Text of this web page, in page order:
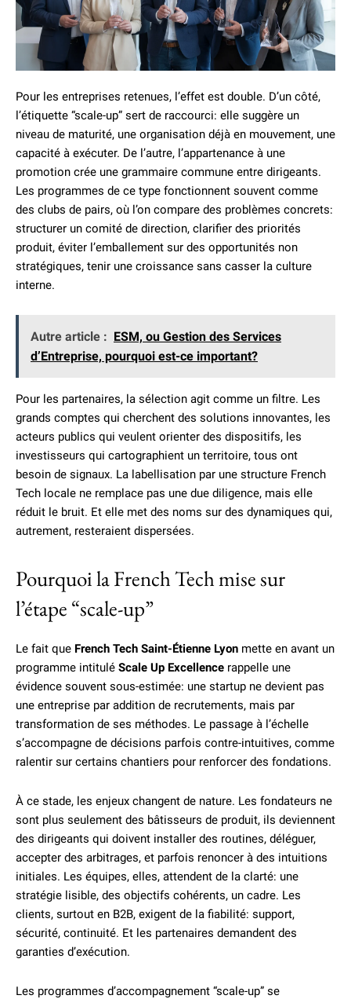
Pour les entreprises retenues, l’effet est double. D’un côté,
l’étiquette “scale-up” sert de raccourci: elle suggère un
niveau de maturité, une organisation déjà en mouvement, une
capacité à exécuter. De l’autre, l’appartenance à une
promotion crée une grammaire commune entre dirigeants.
Les programmes de ce type fonctionnent souvent comme
des clubs de pairs, où l’on compare des problèmes concrets:
structurer un comité de direction, clarifier des priorités
produit, éviter l’emballement sur des opportunités non
stratégiques, tenir une croissance sans casser la culture
interne.
Autre article : ESM, ou Gestion des Services
d’Entreprise, pourquoi est-ce important?
Pour les partenaires, la sélection agit comme un filtre. Les
grands comptes qui cherchent des solutions innovantes, les
acteurs publics qui veulent orienter des dispositifs, les
investisseurs qui cartographient un territoire, tous ont
besoin de signaux. La labellisation par une structure French
Tech locale ne remplace pas une due diligence, mais elle
réduit le bruit. Et elle met des noms sur des dynamiques qui,
autrement, resteraient dispersées.
Pourquoi la French Tech mise sur
l’étape “scale-up”
Le fait que French Tech Saint-Étienne Lyon mette en avant un
programme intitulé Scale Up Excellence rappelle une
évidence souvent sous-estimée: une startup ne devient pas
une entreprise par addition de recrutements, mais par
transformation de ses méthodes. Le passage à l’échelle
s’accompagne de décisions parfois contre-intuitives, comme
ralentir sur certains chantiers pour renforcer des fondations.
À ce stade, les enjeux changent de nature. Les fondateurs ne
sont plus seulement des bâtisseurs de produit, ils deviennent
des dirigeants qui doivent installer des routines, déléguer,
accepter des arbitrages, et parfois renoncer à des intuitions
initiales. Les équipes, elles, attendent de la clarté: une
stratégie lisible, des objectifs cohérents, un cadre. Les
clients, surtout en B2B, exigent de la fiabilité: support,
sécurité, continuité. Et les partenaires demandent des
garanties d’exécution.
Les programmes d’accompagnement “scale-up” se